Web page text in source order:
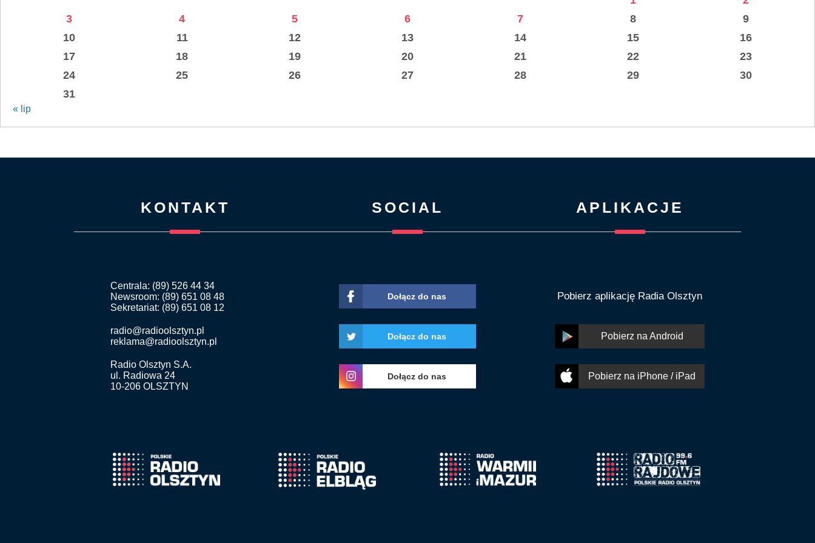
3
4 5 6 7 8
9
10
11 12 13 14 15
16
17
18 19 20 21 22
23
24
25 26 27 28 29
30
31
« lip
KONTAKT
Centrala: (89) 526 44 34
Newsroom: (89) 651 08 48
Sekretariat: (89) 651 08 12
radio@radioolsztyn.pl
reklama@radioolsztyn.pl
Radio Olsztyn S.A.
ul. Radiowa 24
10-206 OLSZTYN
SOCIAL
Dołącz do nas
Dołącz do nas
Dołącz do nas
APLIKACJE
Pobierz aplikację Radia Olsztyn
Pobierz na Android
Pobierz na iPhone / iPad